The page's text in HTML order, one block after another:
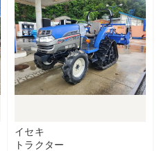
イセキ
トラクター